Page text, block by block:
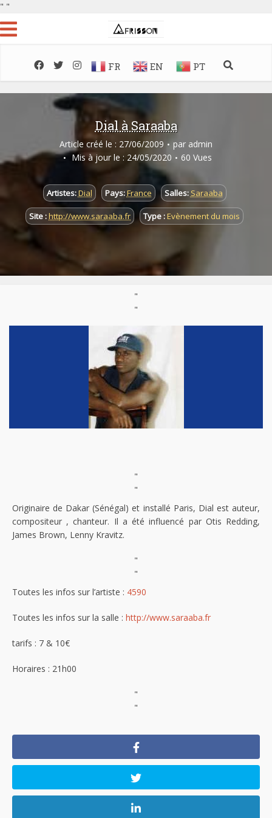
" "
FR EN PT
Dial à Saraaba
Article créé le : 27/06/2009 par admin
Mis à jour le : 24/05/2020
60 Vues
Artistes:Dial Pays:France Salles: Saraaba
Site :http://www.saraaba.fr Type :Evènement du mois
"
"
"
"
Originaire de Dakar (Sénégal) et installé Paris, Dial est auteur,
compositeur , chanteur. Il a été influencé par Otis Redding,
James Brown, Lenny Kravitz.
"
"
Toutes les infos sur l’artiste : 4590
Toutes les infos sur la salle : http://www.saraaba.fr
tarifs : 7 & 10€
Horaires : 21h00
"
"